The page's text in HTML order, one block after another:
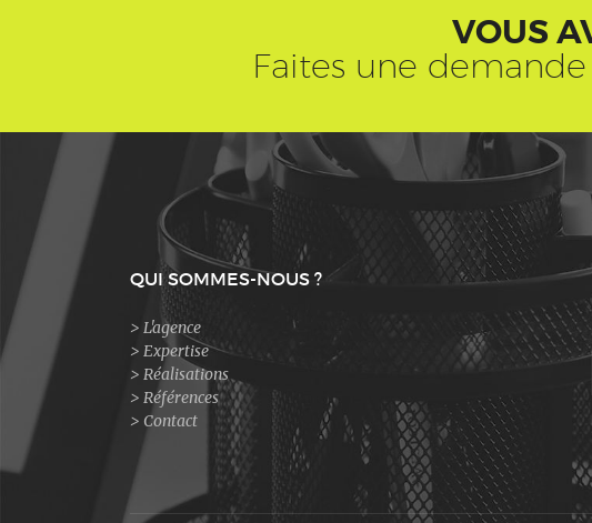
VOUS
Faites une
QUI SOMMES-NOUS ?
L'agence
Expertise
Réalisations
Références
Contact